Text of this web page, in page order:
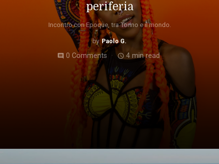
periferia
Incontro con Epoque, tra Torino e il mondo.
Paolo G.
comment 0 Comments access_time 4 min read